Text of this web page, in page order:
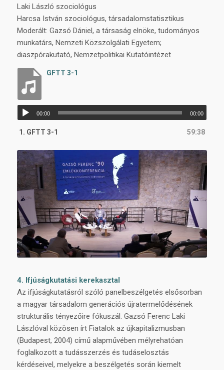
Laki László szociológus
Harcsa István szociológus, társadalomstatisztikus
Moderált: Gazsó Dániel, a társaság elnöke, tudományos
munkatárs, Nemzeti Közszolgálati Egyetem;
diaszpórakutató, Nemzetpolitikai Kutatóintézet
GFTT 3-1
Audió
lejátszó
00:00 00:00
1. GFTT 3-1 59:38
4. Ifjúságkutatási kerekasztal
Az ifjúságkutatásról szóló panelbeszélgetés elsősorban
a magyar társadalom generációs újratermelődésének
strukturális tényezőire fókuszál. Gazsó Ferenc Laki
Lászlóval közösen írt Fiatalok az újkapitalizmusban
(Budapest, 2004) című alapművében mélyrehatóan
foglalkozott a tudásszerzés és tudáselosztás
kérdéseivel, melyekre a beszélgetés során kiemelt